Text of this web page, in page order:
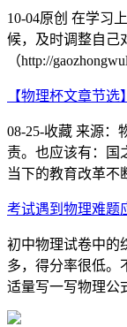
10-04原创 在学习
候，及时调整自己
（http://
【物理杯文章节
08-25-收藏 来源：
责。也应该有：国
当下的教育改革不
考试遇到物理难题
初中物理试卷中的
多，得分率很低。
适量写一写物理公